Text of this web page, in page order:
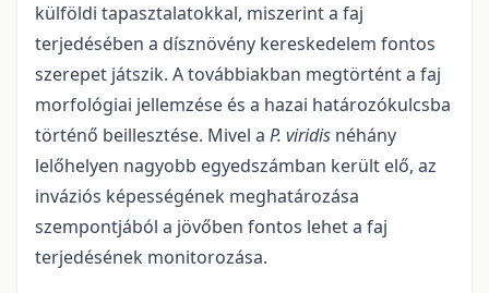
külföldi tapasztalatokkal, miszerint a faj
terjedésében a dísznövény kereskedelem fontos
szerepet ját­szik. A továbbiakban megtörtént a faj
morfológiai jellemzése és a hazai határozókulcsba
történő beillesztése. Mivel a P. viridis néhány
lelőhelyen nagyobb egyedszámban került elő, az
inváziós képes­sé­gé­nek meghatározása
szempontjából a jövőben fontos lehet a faj
terjedésének monitorozása.